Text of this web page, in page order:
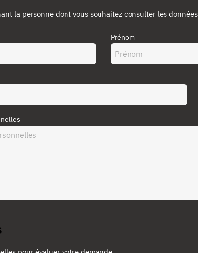
la personne dont vous souhaitez consulter les données
Prénom